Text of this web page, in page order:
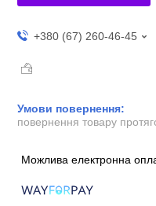
+380 (67) 260-46-45
повернення товару